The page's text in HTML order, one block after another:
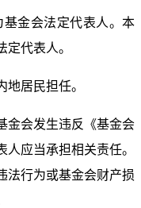
金会法定代表人。 本
代表人。
居民担任。
金会发生违反《基金会
人应当承担相关责任。
法行为或基金会财产损